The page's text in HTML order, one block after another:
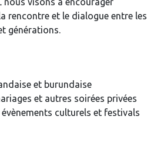
rencontre et le dialogue entre les
générations.
et burundaise
et autres soirées privées
culturels et festivals